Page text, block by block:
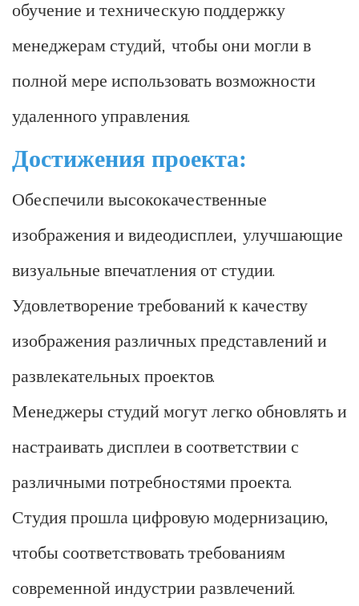
обучение и техническую поддержку
менеджерам студий, чтобы они могли в
полной мере использовать возможности
удаленного управления.
Достижения проекта:
Обеспечили высококачественные
изображения и видеодисплеи, улучшающие
визуальные впечатления от студии.
Удовлетворение требований к качеству
изображения различных представлений и
развлекательных проектов.
Менеджеры студий могут легко обновлять и
настраивать дисплеи в соответствии с
различными потребностями проекта.
Студия прошла цифровую модернизацию,
чтобы соответствовать требованиям
современной индустрии развлечений.